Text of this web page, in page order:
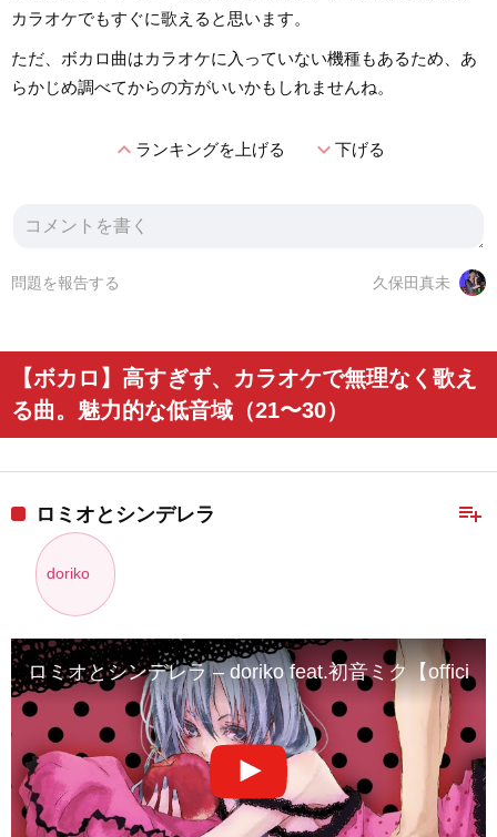
カラオケでもすぐに歌えると思います。
ただ、ボカロ曲はカラオケに入っていない機種もあるため、あ
らかじめ調べてからの方がいいかもしれませんね。
expand_lessランキングを上げる expand_more下げる
久保田真未
問題を報告する
【ボカロ】高すぎず、カラオケで無理なく歌え
る曲。魅力的な低音域（21〜30）
playlist_add
ロミオとシンデレラ
doriko
ロミオとシンデレラ – doriko feat.初音ミク【official